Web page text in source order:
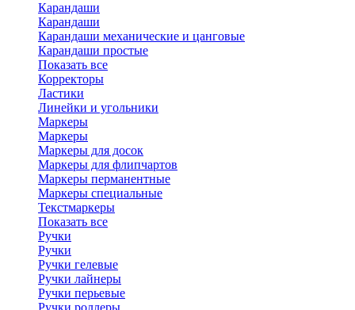
Карандаши
Карандаши
Карандаши механические и цанговые
Карандаши простые
Показать все
Корректоры
Ластики
Линейки и угольники
Маркеры
Маркеры
Маркеры для досок
Маркеры для флипчартов
Маркеры перманентные
Маркеры специальные
Текстмаркеры
Показать все
Ручки
Ручки
Ручки гелевые
Ручки лайнеры
Ручки перьевые
Ручки роллеры